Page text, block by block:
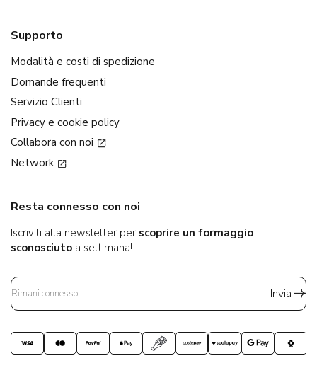
Supporto
Modalità e costi di spedizione
Domande frequenti
Servizio Clienti
Privacy e cookie policy
Collabora con noi
Network
Resta connesso con noi
Iscriviti alla newsletter per scoprire un formaggio
sconosciuto a settimana!
Invia